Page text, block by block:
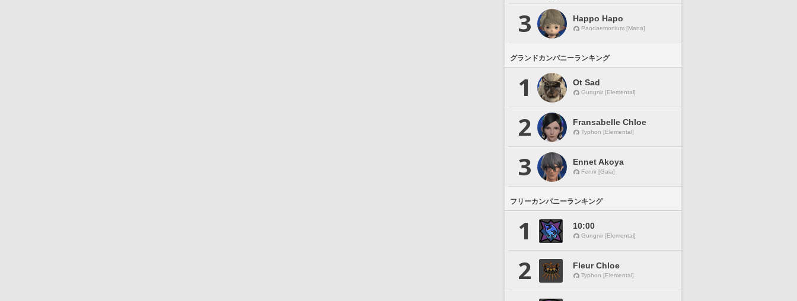
3 Happo Hapo
Pandaemonium [Mana]
グランドカンパニーランキング
1 Ot Sad
Gungnir [Elemental]
2 Fransabelle Chloe
Typhon [Elemental]
3 Ennet Akoya
Fenrir [Gaia]
フリーカンパニーランキング
1 10:00
Gungnir [Elemental]
2 Fleur Chloe
Typhon [Elemental]